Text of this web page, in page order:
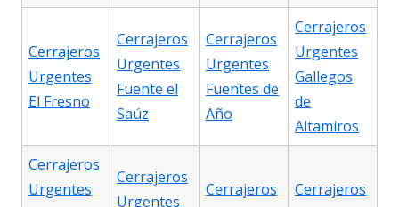
Cerrajeros
Urgentes
El Fresno
Cerrajeros
Urgentes
Fuente el
Saúz
Cerrajeros
Urgentes
Fuentes de
Año
Cerrajeros
Urgentes
Gallegos
de
Altamiros
Cerrajeros
Urgentes
Cerrajeros
Urgentes
Cerrajeros
Cerrajeros